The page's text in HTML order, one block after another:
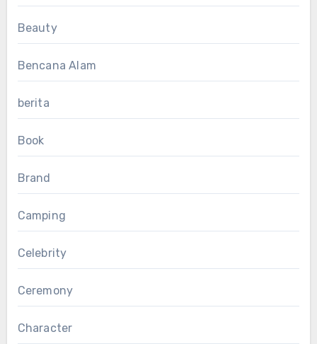
Beauty
Bencana Alam
berita
Book
Brand
Camping
Celebrity
Ceremony
Character